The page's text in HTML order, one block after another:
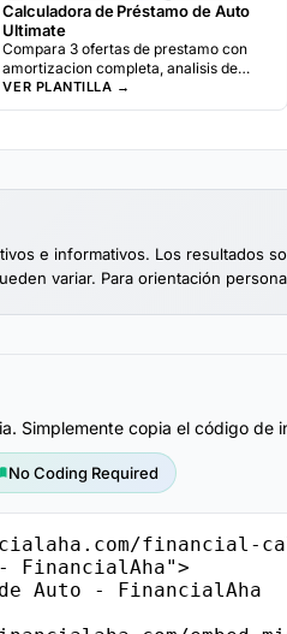
Calculadora de Préstamo de Auto
Ultimate
Compara 3 ofertas de prestamo con
amortizacion completa, analisis de
costo total incluyendo seguro y
combustible, y seguimiento de
VER PLANTILLA →
e informativos. Los resultados
variar. Para orientación
Simplemente copia el código
No Coding Required
FinancialAha">